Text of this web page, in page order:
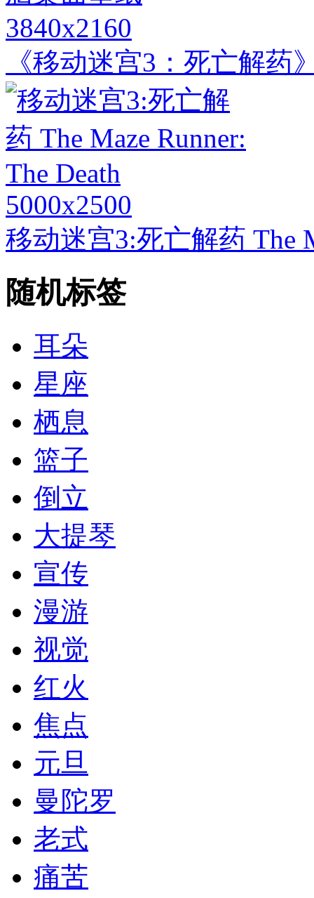
3840x2160
《移动迷宫3：死亡解药
5000x2500
移动迷宫3:死亡解药 The
随机标签
耳朵
星座
栖息
篮子
倒立
大提琴
宣传
漫游
视觉
红火
焦点
元旦
曼陀罗
老式
痛苦